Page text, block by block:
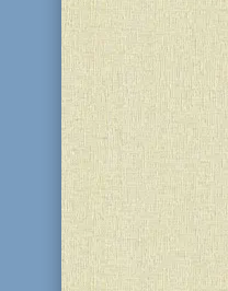
Ребе, на
были объявлены
организованой
Любавич» для
«STL-Teens». На
объявлены
еврейских
накапливали...